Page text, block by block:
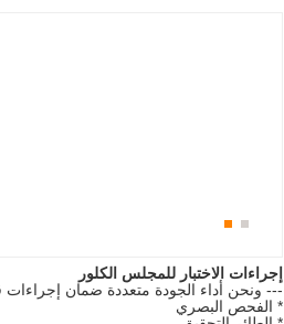
إجراءات الاختبار للمجلس الكلور
--- ونحن أداء الجودة متعددة ضمان
* الفحص البصري